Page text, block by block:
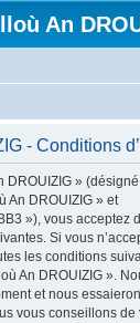
An
- Conditions
DROUIZIG »
An DROUIZIG » et
»), vous acceptez
Si vous
les conditions
An DROUIZIG ».
et nous
vous conseillons